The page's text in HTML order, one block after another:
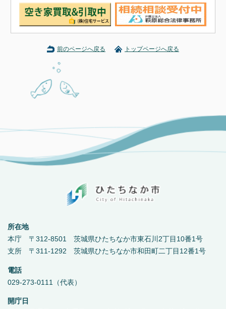
前のページへ戻る トップページへ戻る
所在地
本庁 〒312-8501 茨城県ひたちなか市東石川2丁目10番1号
支所 〒311-1292 茨城県ひたちなか市和田町二丁目12番1号
電話
029-273-0111（代表）
開庁日